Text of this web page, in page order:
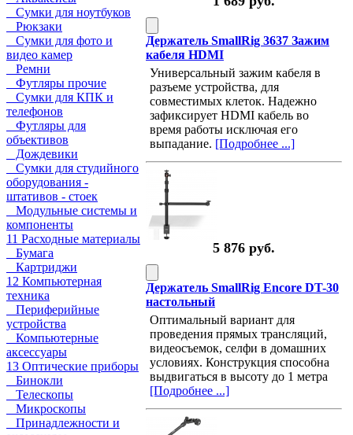
Сумки для ноутбуков
Рюкзаки
Сумки для фото и
видео камер
Ремни
Футляры прочие
Сумки для КПК и
телефонов
Футляры для
объективов
Дождевики
Сумки для студийного
оборудования -
штативов - стоек
Модульные системы и
компоненты
11 Расходные материалы
Бумага
Картриджи
12 Компьютерная
техника
Периферийные
устройства
Компьютерные
аксессуары
13 Оптические приборы
Бинокли
Телескопы
Микроскопы
Принадлежности и
Держатель SmallRig 3637 Зажим
кабеля HDMI
Универсальный зажим кабеля в
разъеме устройства, для
совместимых клеток. Надежно
зафиксирует HDMI кабель во
время работы исключая его
выпадание. [Подробнее ...]
5 876 руб.
Держатель SmallRig Encore DT-30
настольный
Оптимальный вариант для
проведения прямых трансляций,
видеосъемок, селфи в домашних
условиях. Конструкция способна
выдвигаться в высоту до 1 метра
[Подробнее ...]